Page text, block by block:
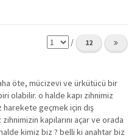
/ 12
öte, mücizevi ve ürkütücü bir
olabilir. o halde kapı zihnimiz
harekete geçmek için dış
kapılarını açar ve orada
kimiz biz ? belli ki anahtar biz